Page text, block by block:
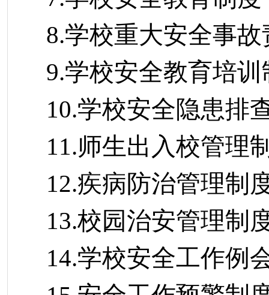
8.学校重大安全事
9.学校安全教育培训
10.学校安全隐患排
11.师生出入校管理
12.疾病防治管理制
13.校园治安管理制
14.学校安全工作例